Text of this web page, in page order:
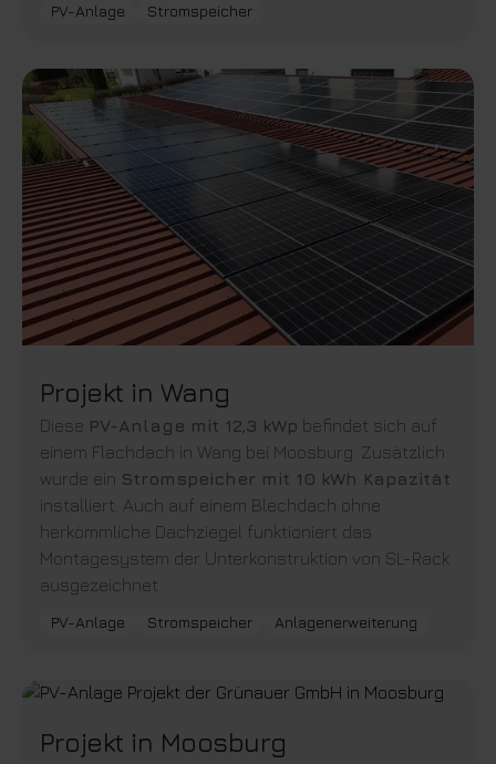
PV-Anlage Stromspeicher
Projekt in Wang
Diese PV-Anlage mit 12,3 kWp befindet sich auf
einem Flachdach in Wang bei Moosburg. Zusätzlich
wurde ein Stromspeicher mit 10 kWh Kapazität
installiert. Auch auf einem Blechdach ohne
herkömmliche Dachziegel funktioniert das
Montagesystem der Unterkonstruktion von SL-Rack
ausgezeichnet.
PV-Anlage Stromspeicher Anlagenerweiterung
Projekt in Moosburg